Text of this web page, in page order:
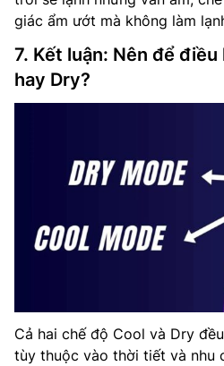
giác ẩm ướt mà không làm
7. Kết luận: Nên để
hay Dry?
Cả hai chế độ Cool và Dry
tùy thuộc vào thời tiết và nhu